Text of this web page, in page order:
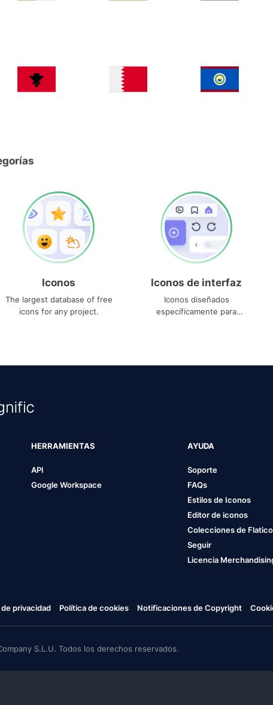
Iconos
The largest database of free
icons for any project.
Iconos de interfaz
Iconos diseñados
específicamente para
HERRAMIENTAS
API
Google Workspace
AYUDA
Soporte
FAQs
Estilos de Iconos
Editor de iconos
Colecciones de
Seguir
Licencia
privacidad Política de cookies Notificaciones de Copyright
S.L.U. Todos los derechos reservados.